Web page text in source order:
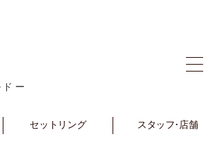
ー
セットリング
Set Ring スタッフ･店舗
Staff･Shop